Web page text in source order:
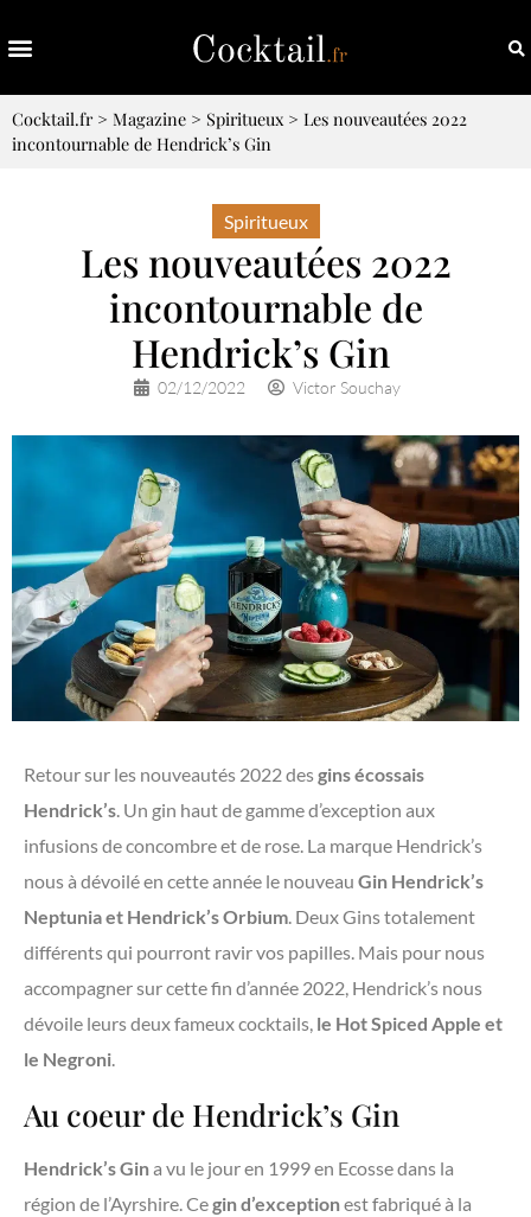
Cocktail.fr> Magazine > Spiritueux> Les nouveautées 2022
incontournable de Hendrick’s Gin
Spiritueux
Les nouveautées 2022
incontournable de
Hendrick’s Gin
02/12/2022 Victor Souchay
Retour sur les nouveautés 2022 desgins écossais
Hendrick’s . Un gin haut de gamme d’exception aux
infusions de concombre et de rose. La marque Hendrick’s
nous à dévoilé en cette année le nouveau Gin Hendrick’s
Neptunia et Hendrick’s Orbium . Deux Gins totalement
différents qui pourront ravir vos papilles. Mais pour nous
accompagner sur cette fin d’année 2022, Hendrick’s nous
dévoile leurs deux fameux cocktails, le Hot Spiced Apple et
le Negroni
Au coeur de Hendrick’s Gin
Hendrick’s Gina vu le jour en 1999 en Ecosse dans la
région de l’Ayrshire. Cegin d’exceptionest fabriqué à la